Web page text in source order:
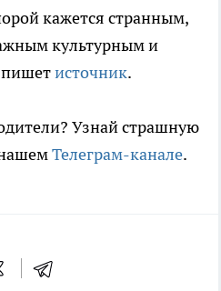
кажется странным,
культурным и
источник.
Узнай страшную
Телеграм-канале.